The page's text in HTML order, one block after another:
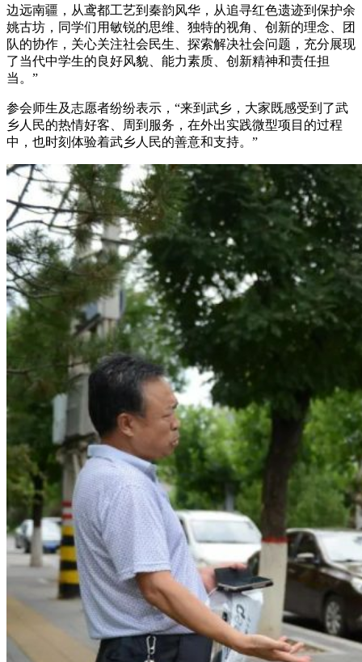
边远南疆，从鸢都工艺到秦韵风华，从追寻红色遗迹到保护余
姚古坊，同学们用敏锐的思维、独特的视角、创新的理念、团
队的协作，关心关注社会民生、探索解决社会问题，充分展现
了当代中学生的良好风貌、能力素质、创新精神和责任担
当。”
参会师生及志愿者纷纷表示，“来到武乡，大家既感受到了武
乡人民的热情好客、周到服务，在外出实践微型项目的过程
中，也时刻体验着武乡人民的善意和支持。”